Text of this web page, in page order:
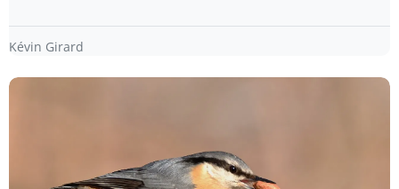
Kévin Girard